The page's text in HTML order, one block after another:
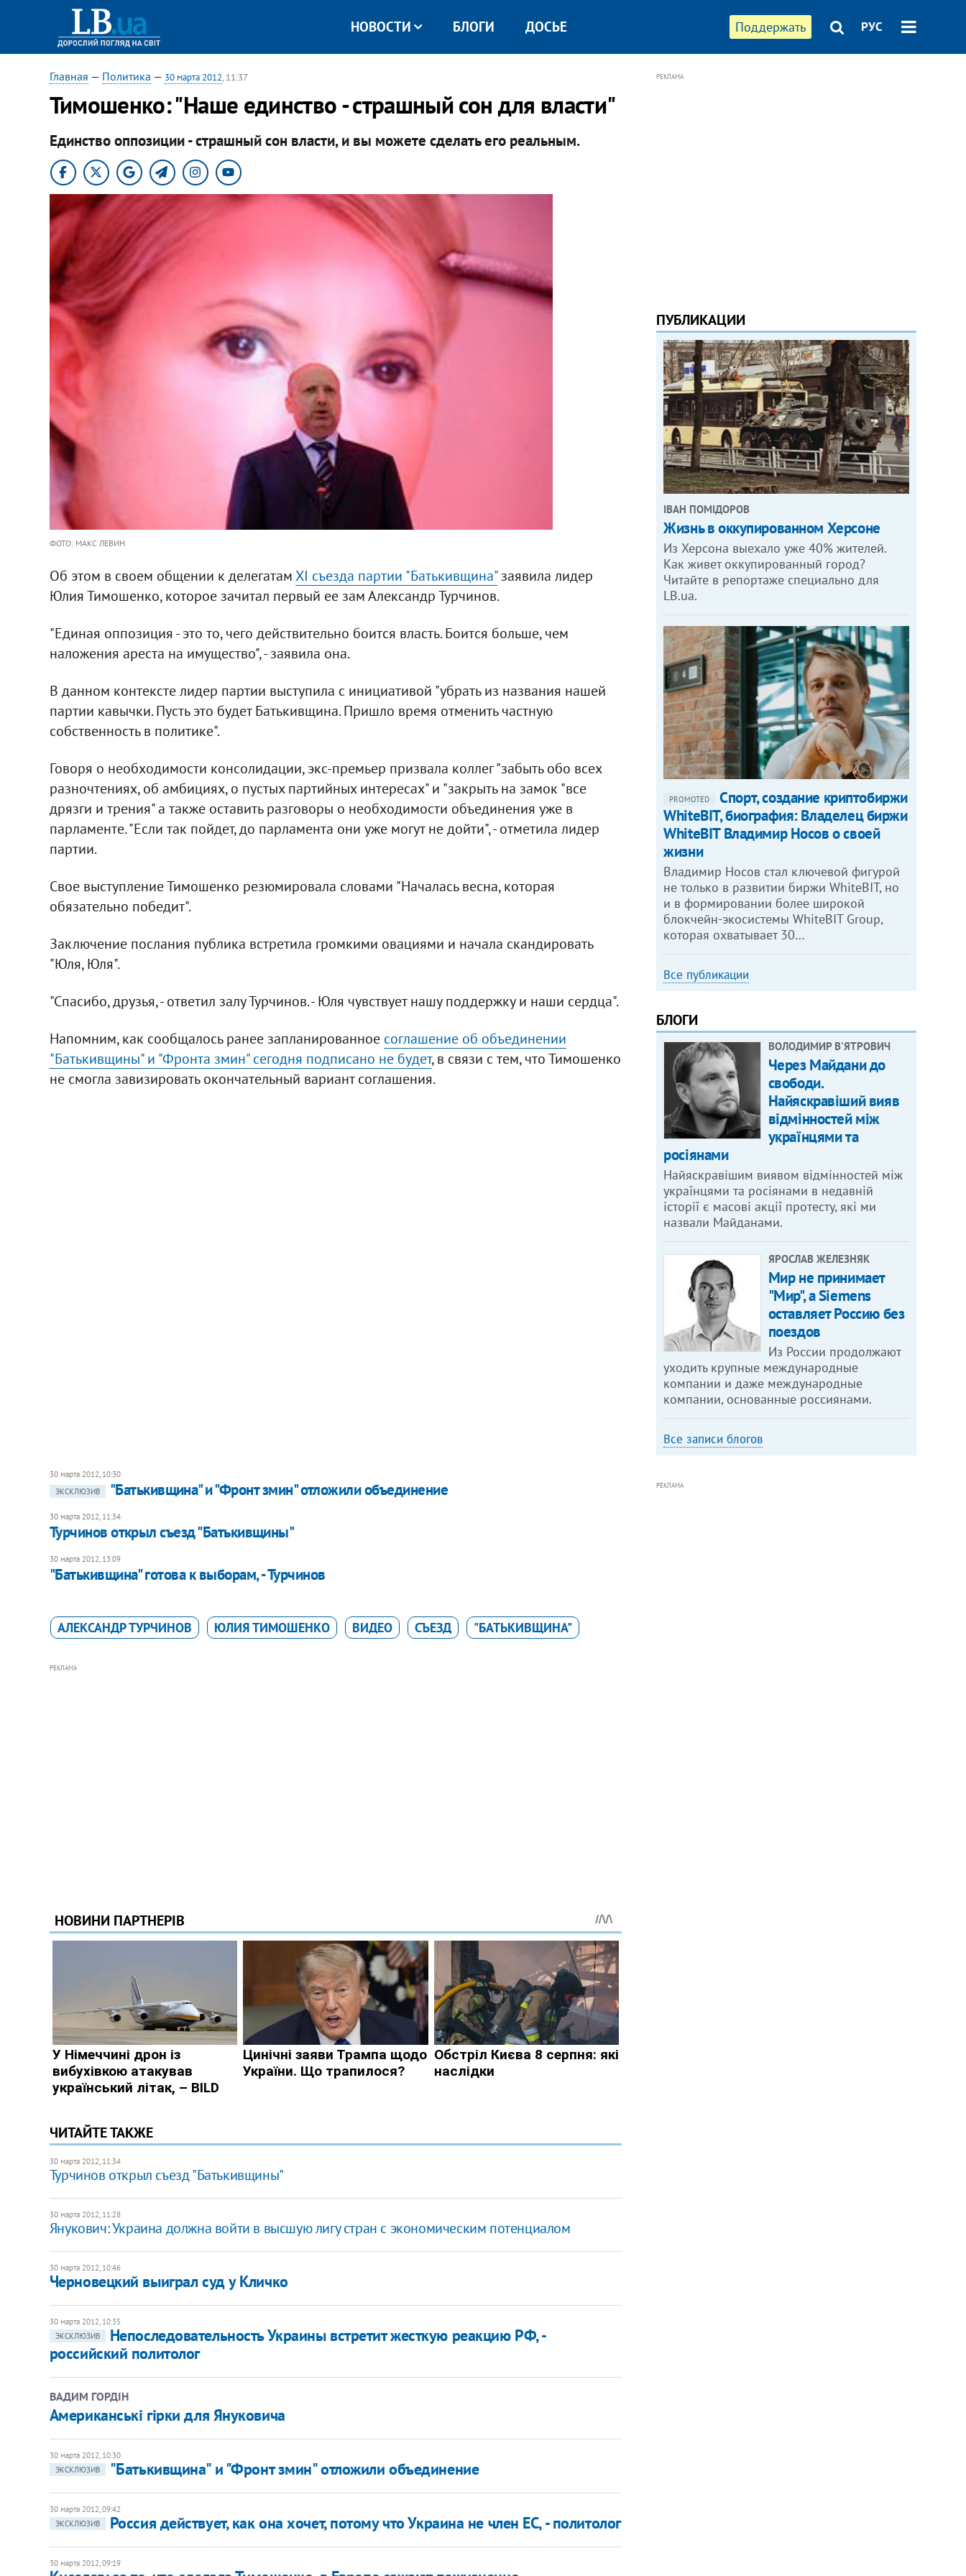
Поддержать РУС
НОВОСТИ БЛОГИ ДОСЬЕ
Главная — Политика — 30 марта 2012, 11:37
Тимошенко: "Наше единство - страшный сон для власти"
Единство оппозиции - страшный сон власти, и вы можете сделать его реальным.
ФОТО: МАКС ЛЕВИН
Об этом в своем общении к делегатамХІ съезда партии "Батькивщина"заявила лидер
Юлия Тимошенко, которое зачитал первый ее зам Александр Турчинов.
"Единая оппозиция - это то, чего действительно боится власть. Боится больше, чем
наложения ареста на имущество", - заявила она.
В данном контексте лидер партии выступила с инициативой "убрать из названия нашей
партии кавычки. Пусть это будет Батькивщина. Пришло время отменить частную
собственность в политике".
Говоря о необходимости консолидации, экс-премьер призвала коллег "забыть обо всех
разночтениях, об амбициях, о пустых партийных интересах" и "закрыть на замок "все
дрязги и трения" а также оставить разговоры о необходимости объединения уже в
парламенте. "Если так пойдет, до парламента они уже могут не дойти", - отметила лидер
партии.
Свое выступление Тимошенко резюмировала словами "Началась весна, которая
обязательно победит".
Заключение послания публика встретила громкими овациями и начала скандировать
"Юля, Юля".
"Спасибо, друзья, - ответил залу Турчинов. - Юля чувствует нашу поддержку и наши сердца".
Напомним, как сообщалось ранее запланированное соглашение об объединении
"Батькивщины" и "Фронта змин" сегодня подписано не будет, в связи с тем, что Тимошенко
не смогла завизировать окончательный вариант соглашения.
30 марта 2012, 10:30
ЭКСКЛЮЗИВ
"Батькивщина" и "Фронт змин" отложили объединение
30 марта 2012, 11:34
Турчинов открыл съезд "Батькивщины"
30 марта 2012, 13:09
"Батькивщина" готова к выборам, - Турчинов
АЛЕКСАНДР ТУРЧИНОВ ЮЛИЯ ТИМОШЕНКО ВИДЕО СЪЕЗД "БАТЬКИВЩИНА"
РЕКЛАМА
ЧИТАЙТЕ ТАКЖЕ
30 марта 2012, 11:34
Турчинов открыл съезд "Батькивщины"
30 марта 2012, 11:28
Янукович: ​Украина должна войти в высшую лигу стран с экономическим потенциалом
30 марта 2012, 10:46
Черновецкий выиграл суд у Кличко
30 марта 2012, 10:35
ЭКСКЛЮЗИВ
Непоследовательность Украины встретит жесткую реакцию РФ, -
российский политолог
ВАДИМ ГОРДІН
Американські гірки для Януковича
30 марта 2012, 10:30
ЭКСКЛЮЗИВ
"Батькивщина" и "Фронт змин" отложили объединение
30 марта 2012, 09:42
ЭКСКЛЮЗИВ
Россия действует, как она хочет, потому что Украина не член ЕС, - политолог
30 марта 2012, 09:19
РЕКЛАМА
ПУБЛИКАЦИИ
ІВАН ПОМІДОРОВ
Жизнь в оккупированном Херсоне
Из Херсона выехало уже 40% жителей.
Как живет оккупированный город?
Читайте в репортаже специально для
LB.ua.
PROMOTED
Спорт, создание криптобиржи
WhiteBIT, биография: Владелец биржи
WhiteBIT Владимир Носов о своей
жизни
Владимир Носов стал ключевой фигурой
не только в развитии биржи WhiteBIT, но
и в формировании более широкой
блокчейн-экосистемы WhiteBIT Group,
которая охватывает 30…
Все публикации
БЛОГИ
ВОЛОДИМИР В'ЯТРОВИЧ
Через Майдани до
свободи.
Найяскравіший вияв
відмінностей між
українцями та
росіянами
Найяскравішим виявом відмінностей між
українцями та росіянами в недавній
історії є масові акції протесту, які ми
назвали Майданами.
ЯРОСЛАВ ЖЕЛЕЗНЯК
Мир не принимает
"Мир", а Siemens
оставляет Россию без
поездов
Из России продолжают
уходить крупные международные
компании и даже международные
компании, основанные россиянами.
Все записи блогов
РЕКЛАМА